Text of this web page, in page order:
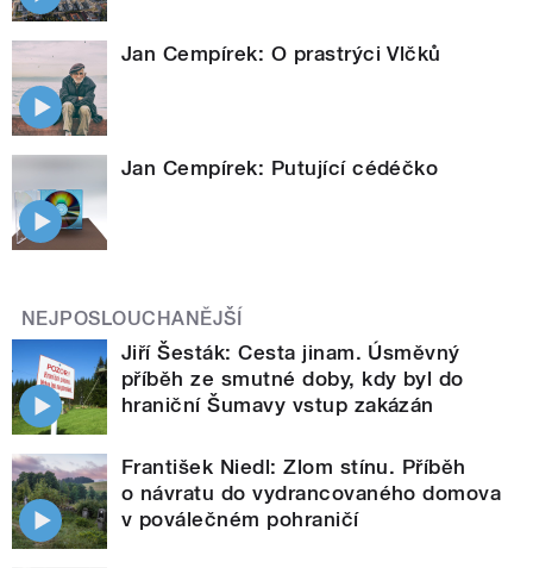
Jan Cempírek: O prastrýci Vlčků
Jan Cempírek: Putující cédéčko
NEJPOSLOUCHANĚJŠÍ
Jiří Šesták: Cesta jinam. Úsměvný
příběh ze smutné doby, kdy byl do
hraniční Šumavy vstup zakázán
František Niedl: Zlom stínu. Příběh
o návratu do vydrancovaného domova
v poválečném pohraničí